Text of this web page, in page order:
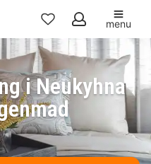
Mine
favoritter
menu
i Neukyhna